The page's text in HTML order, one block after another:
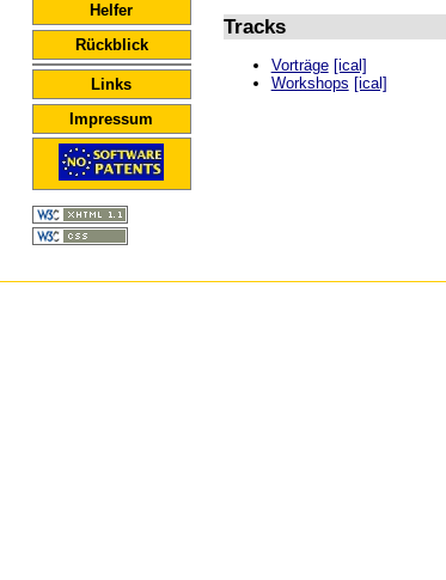
Helfer
Rückblick
Links
Impressum
Tracks
Vorträge [ical]
Workshops [ical]